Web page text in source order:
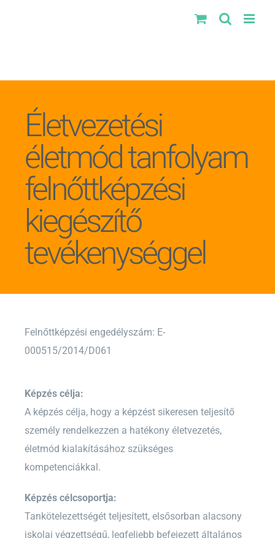
Életvezetési
életmód tanfolyam
felnőttképzési
kiegészítő
tevékenységgel
Felnőttképzési engedélyszám: E-
000515/2014/D061
Képzés célja:
A képzés célja, hogy a képzést sikeresen teljesítő
személy rendelkezzen a hatékony életvezetés,
életmód kialakításához szükséges
kompetenciákkal.
Képzés célcsoportja:
Tankötelezettségét teljesített, elsősorban alacsony
iskolai végzettségű, legfeljebb befejezett általános